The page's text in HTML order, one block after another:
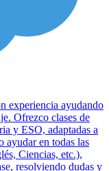
experiencia ayudando
Ofrezco clases de
y ESO, adaptadas a
ayudar en todas las
Ciencias, etc.),
resolviendo dudas y